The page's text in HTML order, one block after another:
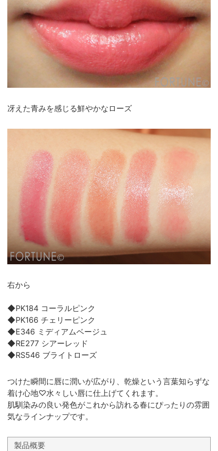
冴えた青みを感じる鮮やかなローズ
右から
◆PK184 コーラルピンク
◆PK166 チェリーピンク
◆E346 ミディアムベージュ
◆RE277 シアーレッド
◆RS546 ブライトローズ
つけた瞬間に唇に潤いが広がり、乾燥という言葉知らずな
着け心地♡水々しい唇に仕上げてくれます。
肌馴染みの良い発色がこれから訪れる春にぴったりの雰囲
気なラインナップです。
製品概要